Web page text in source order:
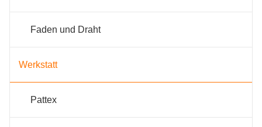
Faden und Draht
Werkstatt
Pattex